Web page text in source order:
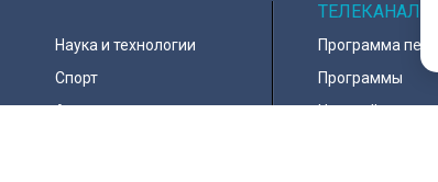
Наука и технологии
Спорт
Армия
ТЕЛЕКАНАЛ
Программа
Программы
Настройка